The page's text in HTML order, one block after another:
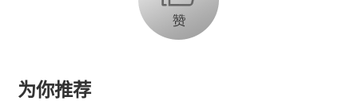
为你推荐